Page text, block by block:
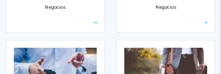
Negocios Negocios